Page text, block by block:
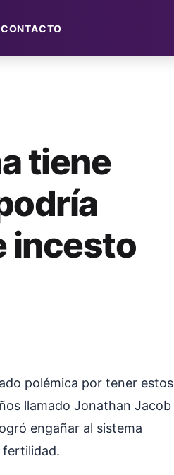
CONTACTO
tiene
incesto
polémica por tener estos
llamado Jonathan Jacob
engañar al sistema
fertilidad.